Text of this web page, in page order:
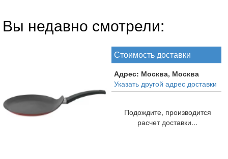
Вы недавно смотрели:
Стоимость доставки
Адрес: Москва, Москва
Указать другой адрес доставки
Подождите, производится
расчет доставки...